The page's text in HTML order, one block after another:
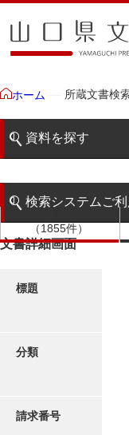
ホーム 所蔵文書検
資料を探す
階層検索
写真・絵はがき
近代刊行写真帳類
検索システムご
検索システムの利用
（1855件）
文書詳細画面
標題
分類
請求番号